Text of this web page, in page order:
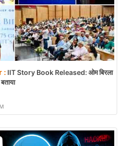
: IIT Story Book Released: ओम बिरला